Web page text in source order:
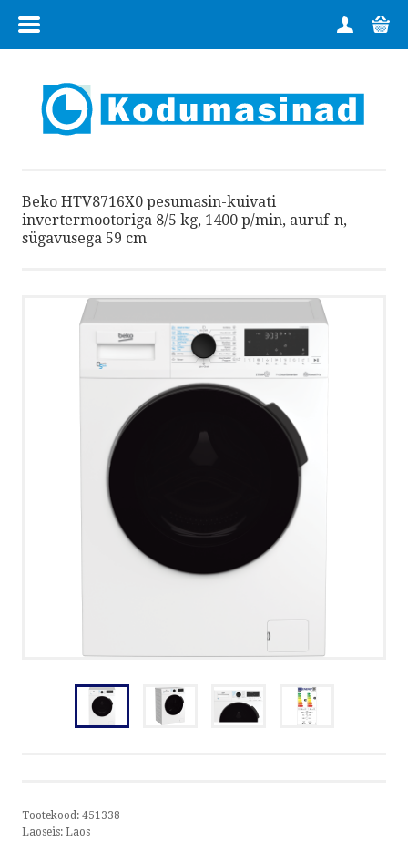
HOME
TOOTEGRUPID
KAUPLUSED
TEENUSED
E-POOD: 6 728 224 | +372
5373 5949 | E-R 8.30 - 17.00
| INFO@KODUMASINAD.EE
by ShopRoller
Beko HTV8716X0 pesumasin-kuivati
invertermootoriga 8/5 kg, 1400 p/min, auruf-n,
sügavusega 59 cm
Tootekood: 451338
Laoseis: Laos